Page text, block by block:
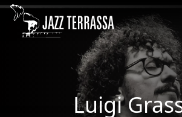
Pasar al contenido principal
Luigi